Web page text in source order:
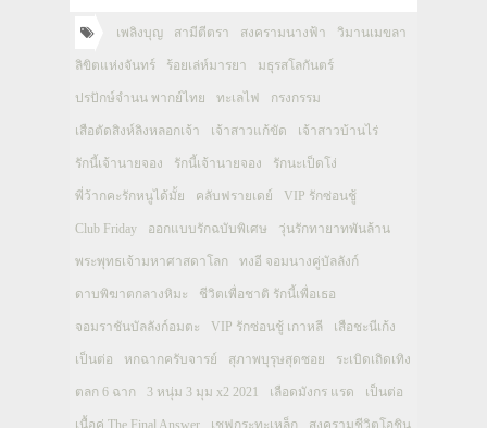
เพลิงบุญ สามีตีตรา สงครามนางฟ้า วิมานเมขลา
ลิขิตแห่งจันทร์ ร้อยเล่ห์มารยา มธุรสโลกันตร์
ปรปักษ์จำนน พากย์ไทย ทะเลไฟ กรงกรรม
เสือตัดสิงห์ลิงหลอกเจ้า เจ้าสาวแก้ขัด เจ้าสาวบ้านไร่
รักนี้เจ้านายจอง รักนี้เจ้านายจอง รักนะเป็ดโง่
พี่ว้ากคะรักหนูได้มั้ย คลับฟรายเดย์ VIP รักซ่อนชู้
Club Friday ออกแบบรักฉบับพิเศษ วุ่นรักทายาทพันล้าน
พระพุทธเจ้ามหาศาสดาโลก ทงอี จอมนางคู่บัลลังก์
ดาบพิฆาตกลางหิมะ ชีวิตเพื่อชาติ รักนี้เพื่อเธอ
จอมราชันบัลลังก์อมตะ VIP รักซ่อนชู้ เกาหลี เสือชะนีเก้ง
เป็นต่อ หกฉากครับจารย์ สุภาพบุรุษสุดซอย ระเบิดเถิดเทิง
ตลก 6 ฉาก 3 หนุ่ม 3 มุม x2 2021 เลือดมังกร แรด เป็นต่อ
เนื้อคู่ The Final Answer เชฟกระทะเหล็ก สงครามชีวิตโอชิน